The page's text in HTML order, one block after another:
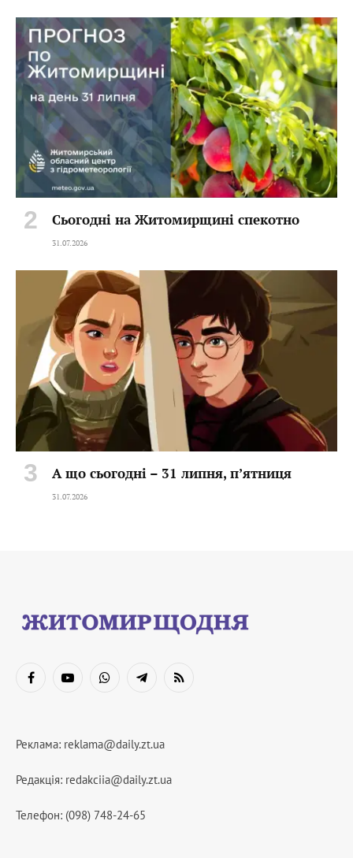
Сьогодні на Житомирщині спекотно
31.07.2026
А що сьогодні – 31 липня, пʼятниця
31.07.2026
FacebookYouTubeWhatsAppTelegramRSS
Реклама: reklama@daily.zt.ua
Редакція: redakciia@daily.zt.ua
Телефон: (098) 748-24-65